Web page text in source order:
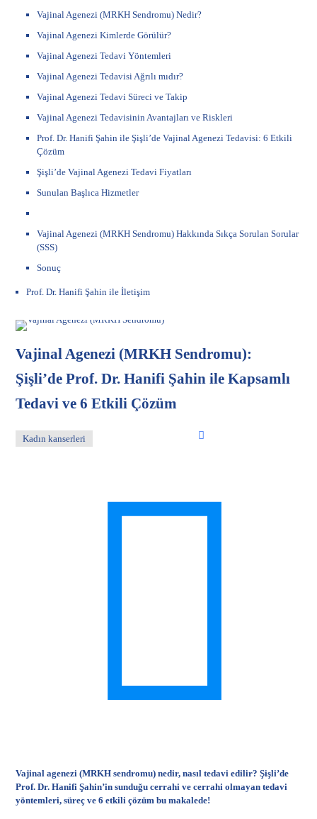
Vajinal Agenezi (MRKH Sendromu) Nedir?
Vajinal Agenezi Kimlerde Görülür?
Vajinal Agenezi Tedavi Yöntemleri
Vajinal Agenezi Tedavisi Ağrılı mıdır?
Vajinal Agenezi Tedavi Süreci ve Takip
Vajinal Agenezi Tedavisinin Avantajları ve Riskleri
Prof. Dr. Hanifi Şahin ile Şişli’de Vajinal Agenezi Tedavisi: 6 Etkili
Çözüm
Şişli’de Vajinal Agenezi Tedavi Fiyatları
Sunulan Başlıca Hizmetler
Vajinal Agenezi (MRKH Sendromu) Hakkında Sıkça Sorulan Sorular
(SSS)
Sonuç
Prof. Dr. Hanifi Şahin ile İletişim
Vajinal Agenezi (MRKH Sendromu):
Şişli’de Prof. Dr. Hanifi Şahin ile Kapsamlı
Tedavi ve 6 Etkili Çözüm
Kadın kanserleri
Vajinal agenezi (MRKH sendromu) nedir, nasıl tedavi edilir? Şişli’de
Prof. Dr. Hanifi Şahin’in sunduğu cerrahi ve cerrahi olmayan tedavi
yöntemleri, süreç ve 6 etkili çözüm bu makalede!